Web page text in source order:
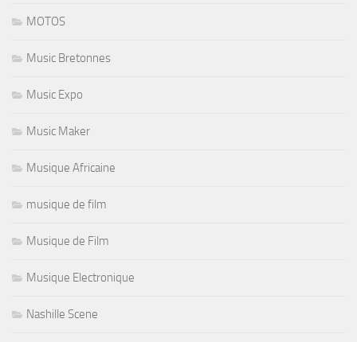
MOTOS
Music Bretonnes
Music Expo
Music Maker
Musique Africaine
musique de film
Musique de Film
Musique Electronique
Nashille Scene